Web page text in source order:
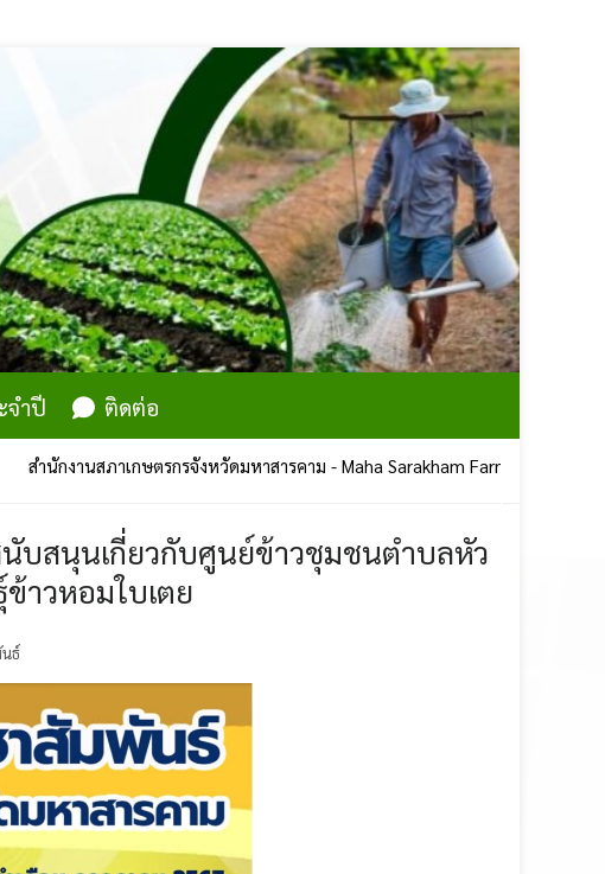
จำปี ติดต่อ
านสภาเกษตรกรจังหวัดมหาสารคาม - Maha Sarakham Farmers Council | ศูนย์ร
นับสนุนเกี่ยวกับศูนย์ข้าวชุมชนตำบลหัว
าวหอมใบเตย
ธ์